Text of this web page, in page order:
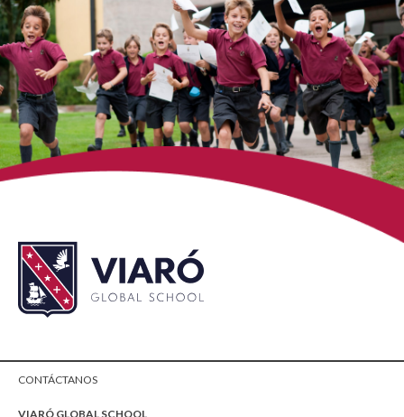
CONTÁCTANOS
VIARÓ GLOBAL SCHOOL